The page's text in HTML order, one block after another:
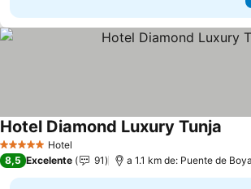
5 Estrellas Hotel
Hotel Diamond Luxury Tunja
8,5 Excelente 91 a 1.1 km de: Puente de